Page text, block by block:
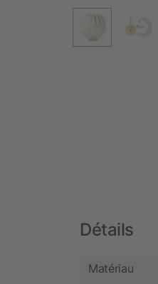
Détails
Matériau